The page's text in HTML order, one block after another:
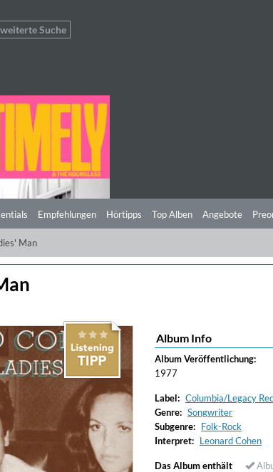
Suche
Empfehlungen Hörtipps Top Alben Angebote
Man
Album Info
Album Veröffentlichung:
1977
Label: Columbia/Legacy
Genre: Songwriter
Subgenre: Folk-Rock
Interpret: Leonard Cohen
Das Album enthält